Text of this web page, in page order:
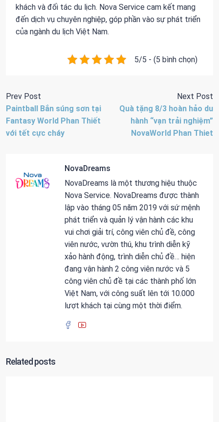
khách và đối tác du lịch. Nova Service cam kết mang
đến dịch vụ chuyên nghiệp, góp phần vào sự phát triển
của ngành du lịch Việt Nam.
5/5 - (5 bình chọn)
Prev Post
Paintball Bắn súng sơn tại
Fantasy World Phan Thiết
với tết cực cháy
Next Post
Quà tặng 8/3 hoàn hảo du
hành “vạn trải nghiệm”
NovaWorld Phan Thiet
NovaDreams
NovaDreams là một thương hiệu thuộc
Nova Service. NovaDreams được thành
lập vào tháng 05 năm 2019 với sứ mệnh
phát triển và quản lý vận hành các khu
vui chơi giải trí, công viên chủ đề, công
viên nước, vườn thú, khu trình diễn kỹ
xảo hành động, trình diễn chủ đề… hiện
đang vận hành 2 công viên nước và 5
công viên chủ đề tại các thành phố lớn
Việt Nam, với công suất lên tới 10.000
lượt khách tại cùng một thời điểm.
Related posts